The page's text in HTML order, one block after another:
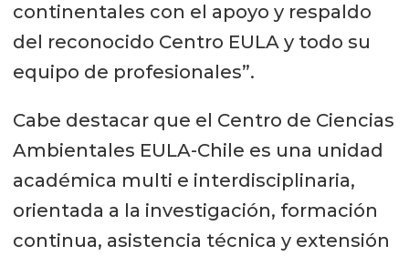
continentales con el apoyo y respaldo
del reconocido Centro EULA y todo su
equipo de profesionales”.
Cabe destacar que el Centro de Ciencias
Ambientales EULA-Chile es una unidad
académica multi e interdisciplinaria,
orientada a la investigación, formación
continua, asistencia técnica y extensión